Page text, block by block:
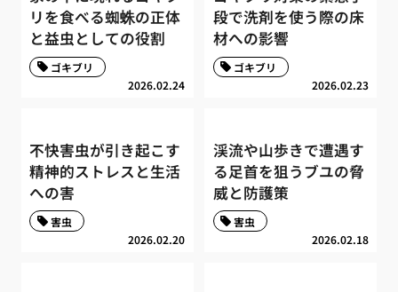
リを食べる蜘蛛の正体
と益虫としての役割
2026.02.24
ゴキブリ
段で洗剤を使う際の床
材への影響
2026.02.23
ゴキブリ
不快害虫が引き起こす
精神的ストレスと生活
への害
2026.02.20
害虫
渓流や山歩きで遭遇す
る足首を狙うブユの脅
威と防護策
2026.02.18
害虫